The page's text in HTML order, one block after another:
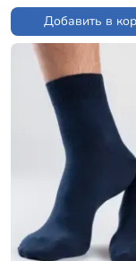
Добавить в